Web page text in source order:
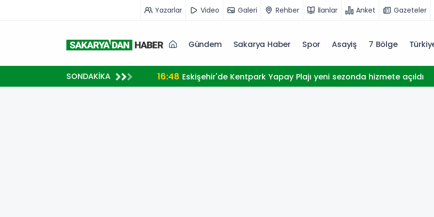
Yazarlar Video Galeri Rehber İlanlar Anket Gazeteler
Gündem Sakarya Haber Spor Asayiş 7 Bölge
SONDAKİKA 16:48 Eskişehir'de Kentpark Yapay Plajı yeni sezonda hizmete açıldı